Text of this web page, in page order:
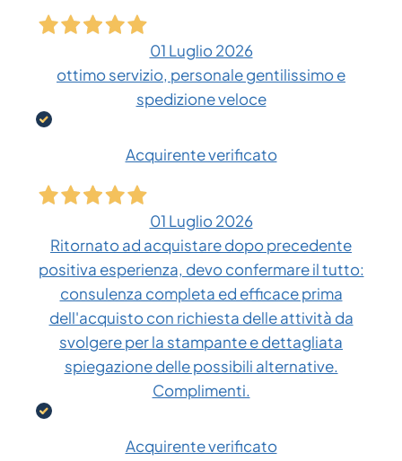
01 Luglio 2026
ottimo servizio, personale gentilissimo e
spedizione veloce
Acquirente verificato
01 Luglio 2026
Ritornato ad acquistare dopo precedente
positiva esperienza, devo confermare il tutto:
consulenza completa ed efficace prima
dell'acquisto con richiesta delle attività da
svolgere per la stampante e dettagliata
spiegazione delle possibili alternative.
Complimenti.
Acquirente verificato